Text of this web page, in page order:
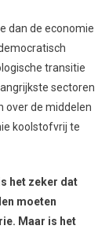
dan de economie
transitie
sectoren
over de middelen
koolstofvrij te
het zeker dat
moeten
Maar is het